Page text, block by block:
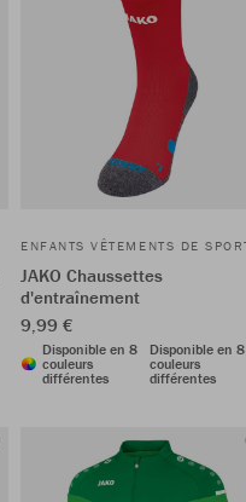
ENFANTS VÊTEMENTS DE
JAKO Chaussettes
d'entraînement
9,99 €
Disponible en 8
couleurs
différentes
Disponible en 8
couleurs
différentes